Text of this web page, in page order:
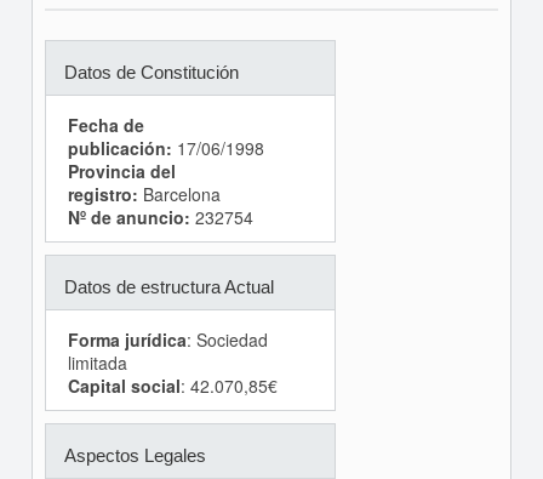
Datos de Constitución
Fecha de
publicación: 17/06/1998
Provincia del
registro: Barcelona
Nº de anuncio: 232754
Datos de estructura Actual
Forma jurídica: Sociedad
limitada
Capital social: 42.070,85€
Aspectos Legales